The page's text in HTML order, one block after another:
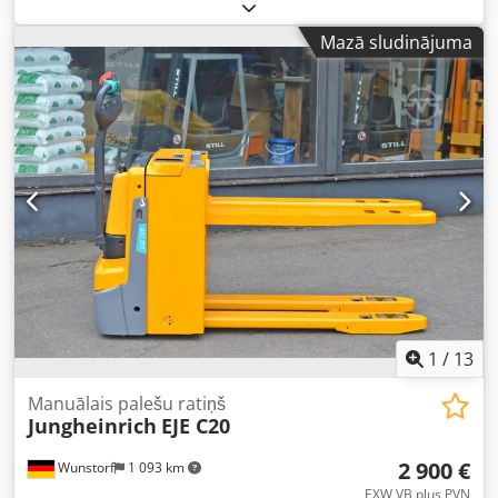
motors, hidrauliskā zobratu sūknis, stūres sūknis Cedpeizc
Dmefx An Usha -Ražotājs: Bosch, hidrauliskā sūkņa
agregāts no Jungheinrich komplektētāja ratiņa, tips EJE-
KmS -Hidrauliskā sūknis: tips -ar: tvertni un vadības vārstu
-Izmēri: 180/160/H370 mm -Svars: 11 kg
Mazā sludinājuma
1 / 13
Wunstorf 1 093 km
Manuālais palešu ratiņš
Jungheinrich EJE C20
2 900 €